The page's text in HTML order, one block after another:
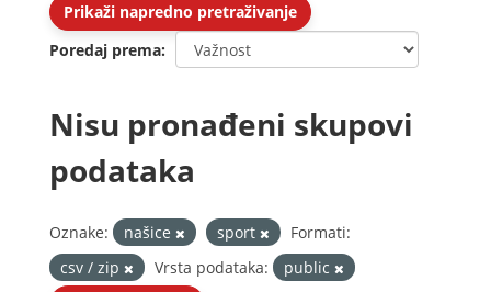
Prikaži napredno pretraživanje
Poredaj prema
Nisu pronađeni skupovi
podataka
Oznake: našice sport
Formati:
csv / zip
Vrsta podataka:
public